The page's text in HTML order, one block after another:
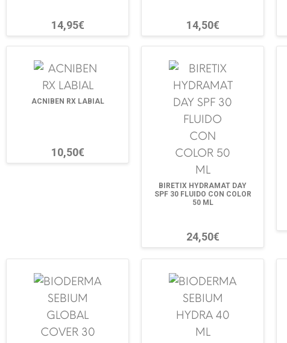
14,95€ 14,50€
ACNIBEN RX LABIAL
10,50€
BIRETIX HYDRAMAT DAY
SPF 30 FLUIDO CON COLOR
50 ML
24,50€